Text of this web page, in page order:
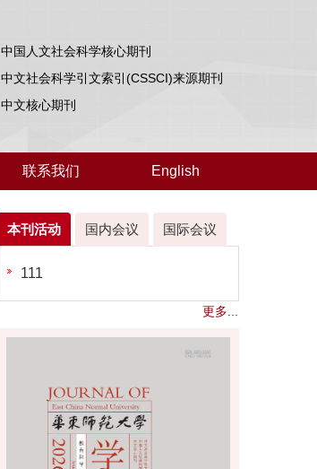
中国人文社会科学核心期刊
中文社会科学引文索引(CSSCI)来源期刊
中文核心期刊
联系我们 English
本刊活动 国内会议 国际会议
111
更多...